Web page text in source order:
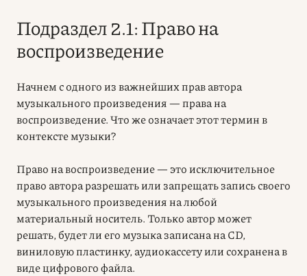
Подраздел 2.1: Право на
воспроизведение
Начнем с одного из важнейших прав автора
музыкального произведения —права на
воспроизведение. Что же означает этот термин в
контексте музыки?
Право на воспроизведение— это исключительное
право автора разрешать или запрещать запись своего
музыкального произведения на любой
материальный носитель. Только автор может
решать, будет ли его музыка записана на CD,
виниловую пластинку, аудиокассету или сохранена в
виде цифрового файла.